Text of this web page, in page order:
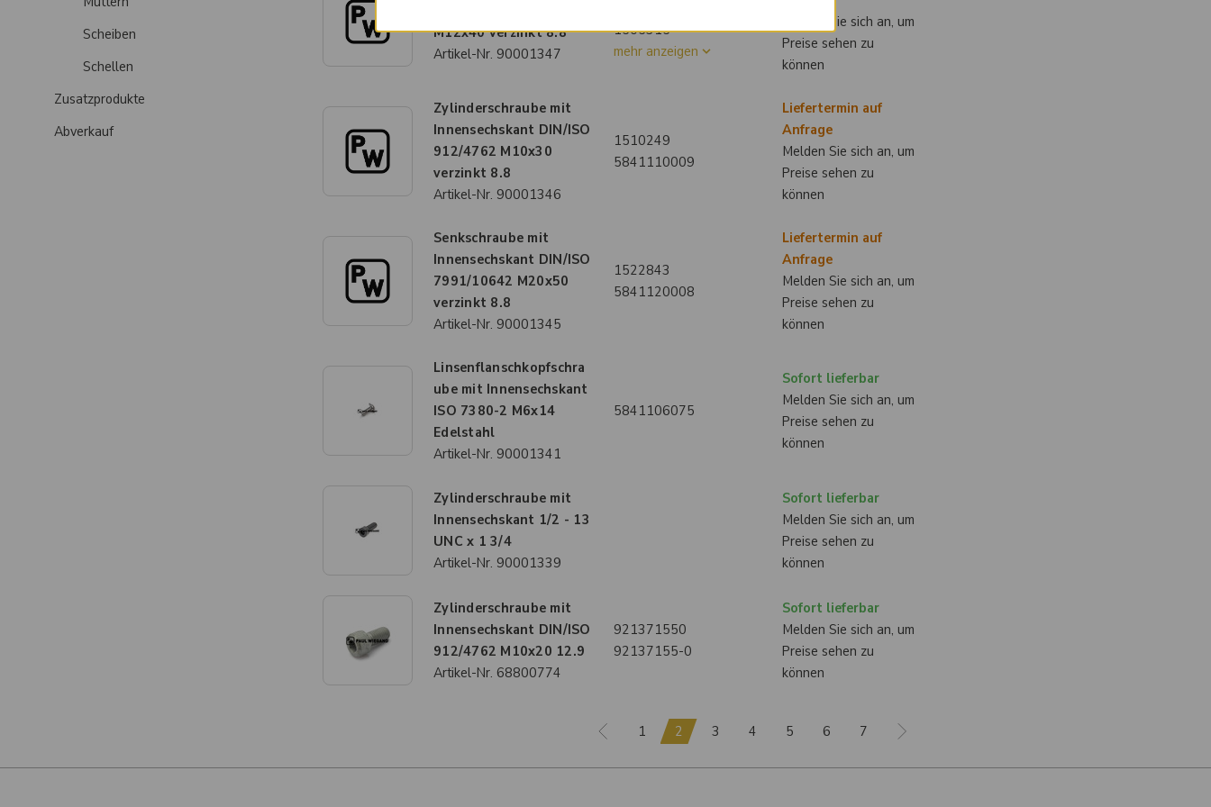
Scheiben
Schellen
Zusatzprodukte
Abverkauf
M12x40 verzinkt 8.8
Artikel-Nr. 90001347
1505315
mehr anzeigen
Melden Sie sich an, um
Preise sehen zu
können
Zylinderschraube mit
Innensechskant DIN/ISO
912/4762 M10x30
verzinkt 8.8
Artikel-Nr. 90001346
1510249
5841110009
Liefertermin auf
Anfrage
Melden Sie sich an, um
Preise sehen zu
können
Senkschraube mit
Innensechskant DIN/ISO
7991/10642 M20x50
verzinkt 8.8
Artikel-Nr. 90001345
1522843
5841120008
Liefertermin auf
Anfrage
Melden Sie sich an, um
Preise sehen zu
können
Linsenflanschkopfschra
ube mit Innensechskant
ISO 7380-2 M6x14
Edelstahl
Artikel-Nr. 90001341
5841106075
Sofort lieferbar
Melden Sie sich an, um
Preise sehen zu
können
Zylinderschraube mit
Innensechskant 1/2 - 13
UNC x 1 3/4
Artikel-Nr. 90001339
Sofort lieferbar
Melden Sie sich an, um
Preise sehen zu
können
Zylinderschraube mit
Innensechskant DIN/ISO
912/4762 M10x20 12.9
Artikel-Nr. 68800774
921371550
92137155-0
Sofort lieferbar
Melden Sie sich an, um
Preise sehen zu
können
1 2 3 4 5 6 7